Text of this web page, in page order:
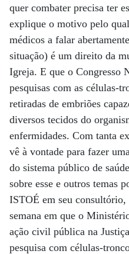
quer combater precisa ter
explique o motivo pelo
médicos a falar
situação) é um direito da
Igreja. E que o Congresso
pesquisas com as células-
retiradas de embriões
diversos tecidos do
enfermidades. Com tanta
vê à vontade para fazer
do sistema público de
sobre esse e outros temas
ISTOÉ em seu consultório,
semana em que o
ação civil pública na
pesquisa com células-